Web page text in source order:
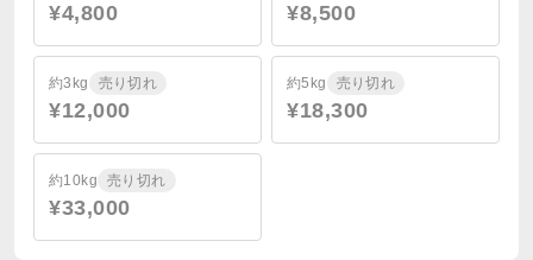
¥4,800 ¥8,500
約3kg 売り切れ
¥12,000
約5kg 売り切れ
¥18,300
約10kg 売り切れ
¥33,000